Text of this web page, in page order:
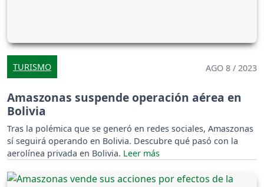
TURISMO AGO 8 / 2023
Amaszonas suspende operación aérea en
Bolivia
Tras la polémica que se generó en redes sociales, Amaszonas
sí seguirá operando en Bolivia. Descubre qué pasó con la
aerolínea privada en Bolivia.